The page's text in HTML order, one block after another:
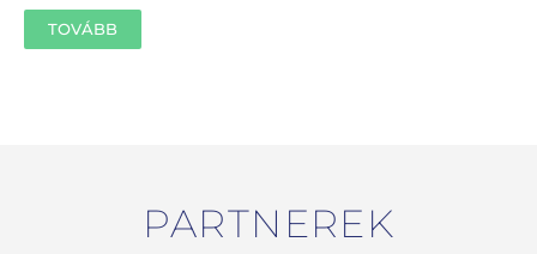
TOVÁBB
PARTNEREK